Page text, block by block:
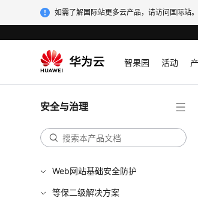
如需了解国际站更多云产品，请访问国际站。
智果园 活动
安全与治理
Web网站基础安全防护
等保二级解决方案